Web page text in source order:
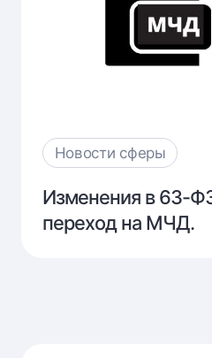
Новости сферы
Изменения
в
Изменения в 63-
переход на МЧД.